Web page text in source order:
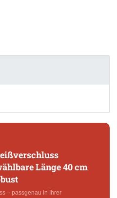
Länge 40 cm
– passgenau in Ihrer